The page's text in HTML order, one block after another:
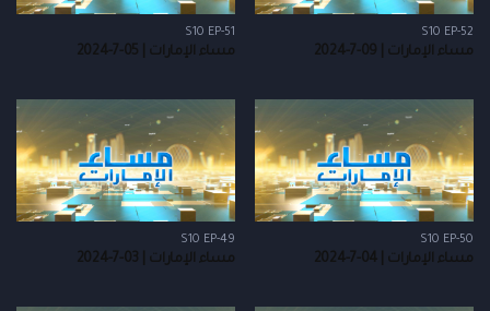
S10 EP-52
مساء الإمارات | 09-7-2024
S10 EP-51
مساء الإمارات | 05-7-2024
S10 EP-50
مساء الإمارات | 04-7-2024
S10 EP-49
مساء الإمارات | 03-7-2024